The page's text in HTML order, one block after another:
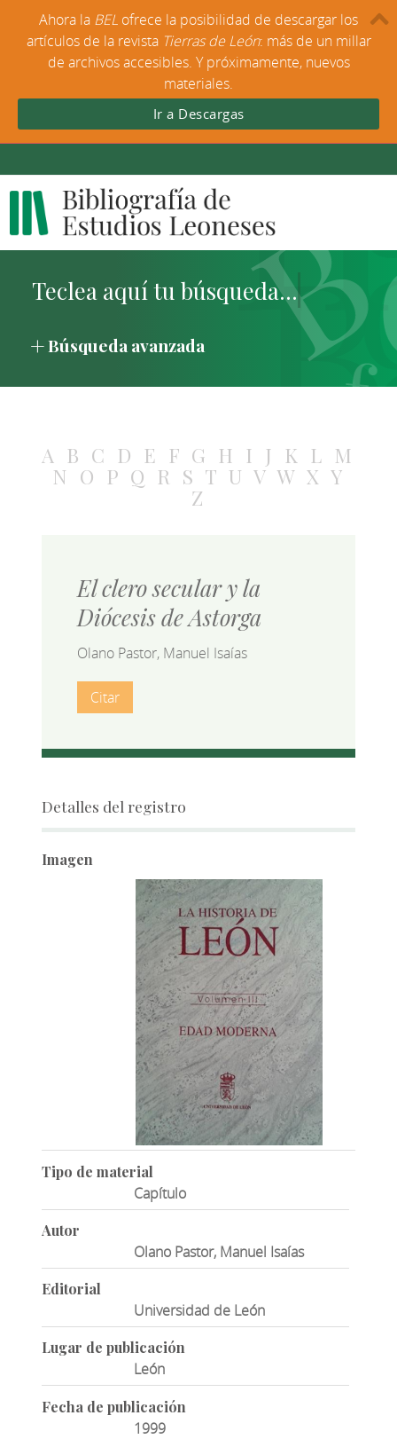
Búsqueda avanzada
A B C D E F G H I J K L M
N O P Q R S T U V W X Y
Z
El clero secular y la
Diócesis de Astorga
Olano Pastor, Manuel Isaías
Citar
Detalles del registro
Imagen
Tipo de material
Capítulo
Autor
Olano Pastor, Manuel Isaías
Editorial
Universidad de León
Lugar de publicación
León
Fecha de publicación
1999
Ahora la BEL ofrece la posibilidad de descargar los
artículos de la revista Tierras de León: más de un millar
de archivos accesibles. Y próximamente, nuevos
materiales.
Ir a Descargas